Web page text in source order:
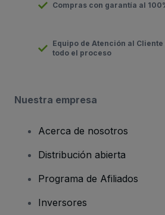
Compras con garantía al
Equipo de Atención al
todo el proceso
Nuestra empresa
Acerca de nosotros
Distribución abierta
Programa de Afiliados
Inversores